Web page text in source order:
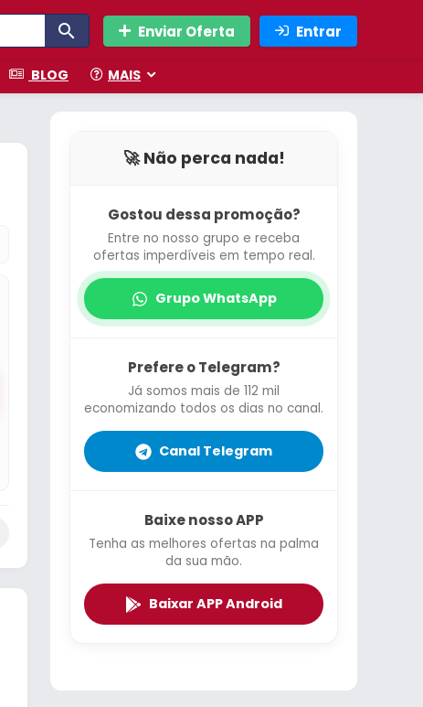
Enviar Oferta Entrar
BLOG MAIS
🚀 Não perca nada!
Gostou dessa promoção?
Entre no nosso grupo e receba
ofertas imperdíveis em tempo real.
Grupo WhatsApp
Prefere o Telegram?
Já somos mais de 112 mil
economizando todos os dias no canal.
Canal Telegram
Baixe nosso APP
Tenha as melhores ofertas na palma
da sua mão.
Baixar APP Android